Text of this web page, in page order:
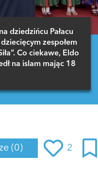
dziedzińcu Pałacu
zespołem
Co ciekawe, Eldo
na islam mając 18
(0) 2